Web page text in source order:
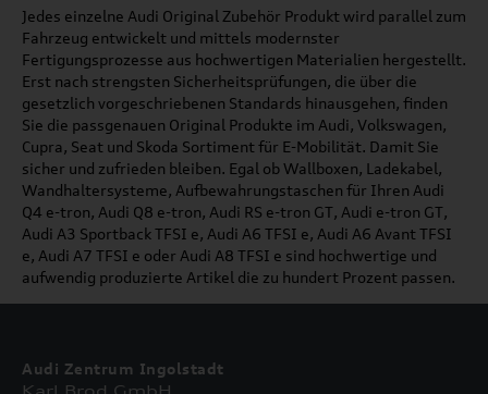
Jedes einzelne Audi Original Zubehör Produkt wird parallel zum
Fahrzeug entwickelt und mittels modernster
Fertigungsprozesse aus hochwertigen Materialien hergestellt.
Erst nach strengsten Sicherheitsprüfungen, die über die
gesetzlich vorgeschriebenen Standards hinausgehen, finden
Sie die passgenauen Original Produkte im Audi, Volkswagen,
Cupra, Seat und Skoda Sortiment für E-Mobilität. Damit Sie
sicher und zufrieden bleiben. Egal ob Wallboxen, Ladekabel,
Wandhaltersysteme, Aufbewahrungstaschen für Ihren Audi
Q4 e-tron, Audi Q8 e-tron, Audi RS e-tron GT, Audi e-tron GT,
Audi A3 Sportback TFSI e, Audi A6 TFSI e, Audi A6 Avant TFSI
e, Audi A7 TFSI e oder Audi A8 TFSI e sind hochwertige und
aufwendig produzierte Artikel die zu hundert Prozent passen.
Audi Zentrum Ingolstadt
Karl Brod GmbH